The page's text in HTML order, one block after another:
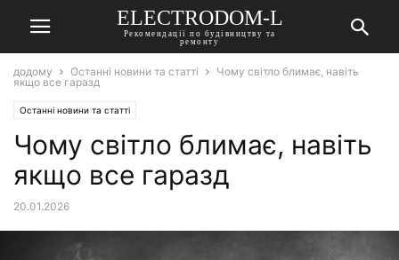
ELECTRODOM-L
Рекомендації по будівництву та
ремонту
додому Останні новини та статті
Чому світло блимає, навіть
якщо все гаразд
Останні новини та статті
Чому світло блимає, навіть
якщо все гаразд
20.01.2026